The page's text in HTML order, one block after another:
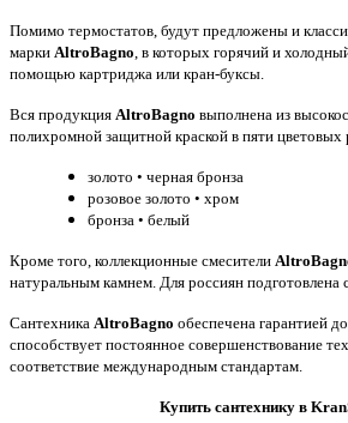
Помимо термостатов, будут предложены и
марки AltroBagno , в которых горячий и
помощью картриджа или кран-буксы.
Вся продукция AltroBagno выполнена из
полихромной защитной краской в пяти
золото • черная бронза
розовое золото • хром
бронза • белый
Кроме того, коллекционные смесители
натуральным камнем. Для россиян подготовлена
Сантехника AltroBagno обеспечена гарантией
способствует постоянное совершенствование
соответствие международным стандартам.
Купить сантехнику в